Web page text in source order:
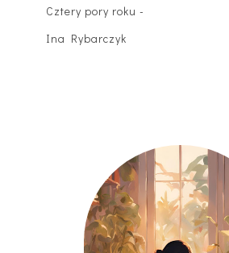
Cztery pory roku -
Ina Rybarczyk